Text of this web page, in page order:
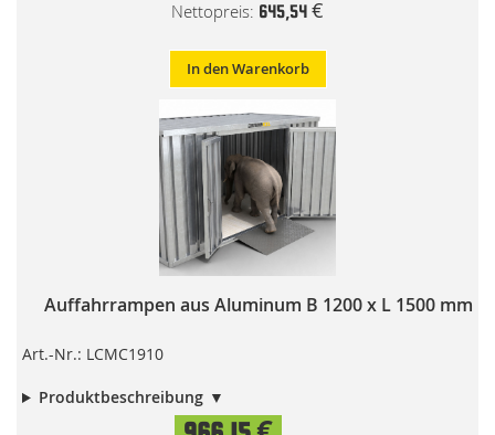
645,54 €
In den Warenkorb
Auffahrrampen aus Aluminum B 1200 x L 1500 mm
Art.-Nr.: LCMC1910
Produktbeschreibung